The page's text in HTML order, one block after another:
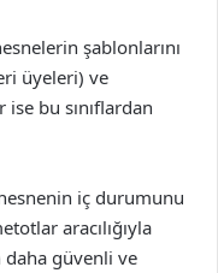
şablonlarını
üyeleri) ve
bu sınıflardan
iç durumunu
aracılığıyla
güvenli ve